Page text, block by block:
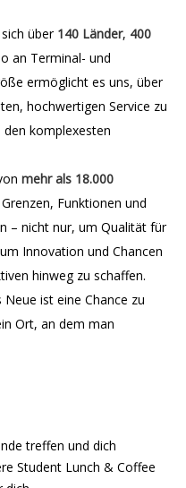
über 140 Länder, 400
an Terminal- und
ermöglicht es uns, über
hochwertigen Service zu
komplexesten
mehr als 18.000
Funktionen und
– nicht nur, um Qualität für
Innovation und Chancen
hinweg zu schaffen.
ist eine Chance zu
Ort, an dem man
treffen und dich
Student Lunch & Coffee